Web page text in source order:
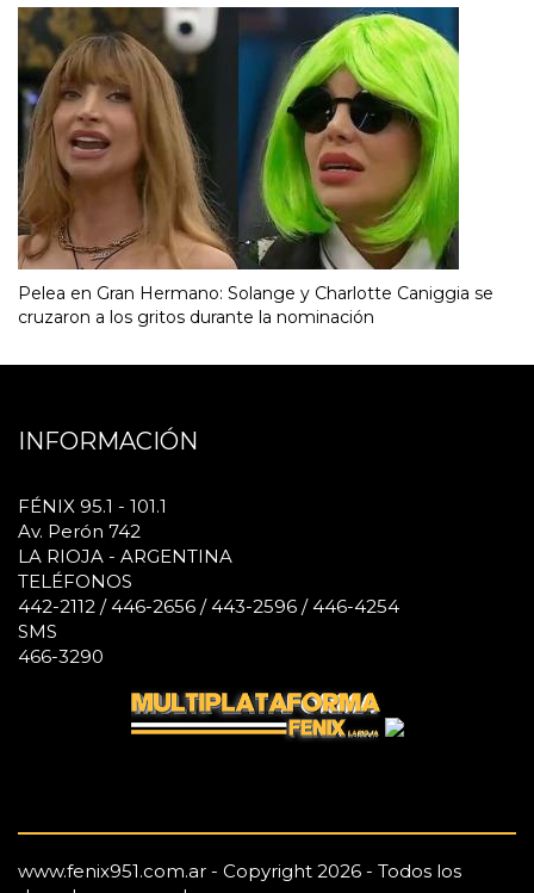
Pelea en Gran Hermano: Solange y Charlotte Caniggia se
cruzaron a los gritos durante la nominación
INFORMACIÓN
FÉNIX 95.1 - 101.1
Av. Perón 742
LA RIOJA - ARGENTINA
TELÉFONOS
442-2112 / 446-2656 / 443-2596 / 446-4254
SMS
466-3290
www.fenix951.com.ar - Copyright 2026 - Todos los